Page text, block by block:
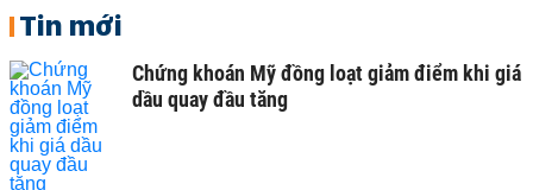
Tin mới
Chứng khoán Mỹ đồng loạt giảm điểm khi giá
dầu quay đầu tăng